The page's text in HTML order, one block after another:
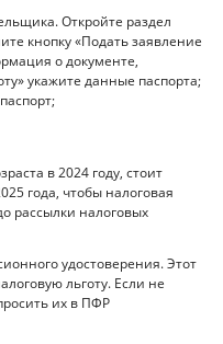
Откройте раздел
кнопку «Подать заявление
о документе,
укажите данные паспорта;
в 2024 году, стоит
года, чтобы налоговая
рассылки налоговых
удостоверения. Этот
льготу. Если не
их в ПФР